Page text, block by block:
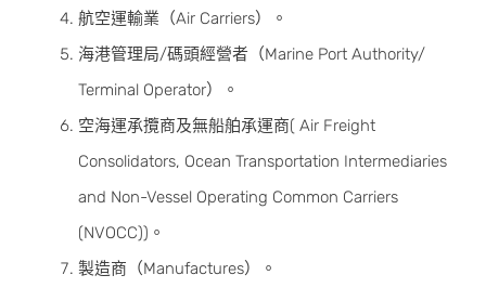
航空運輸業（Air Carriers）。
海港管理局/碼頭經營者（Marine Port Authority/
Terminal Operator）。
空海運承攬商及無船舶承運商( Air Freight
Consolidators, Ocean Transportation Intermediaries
and Non-Vessel Operating Common Carriers
(NVOCC))。
製造商（Manufactures）。